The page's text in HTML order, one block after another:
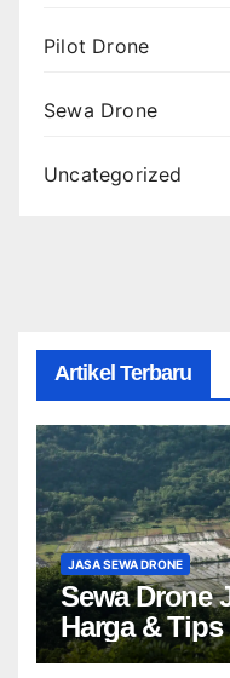
Pilot Drone
Sewa Drone
Uncategorized
Artikel Terbaru
JASA SEWA DRONE
Sewa Drone
Harga & Tips